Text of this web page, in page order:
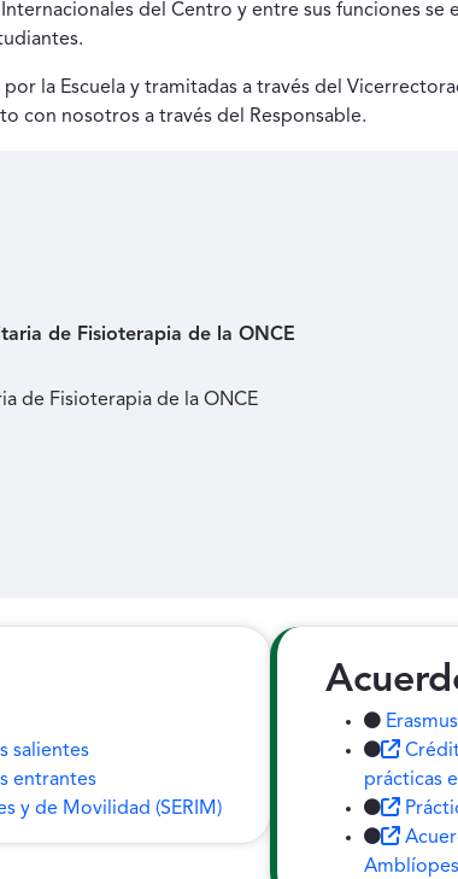
del Centro y entre sus funciones
la Escuela y tramitadas a través del
con nosotros a través del Responsable.
de Fisioterapia de la ONCE
de Fisioterapia de la ONCE
salientes
entrantes
y de Movilidad (SERIM)
prácticas